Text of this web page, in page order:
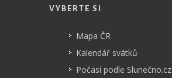
VYBERTE SI
Mapa ČR
Kalendář svátků
Počasí podle Slunečno.cz